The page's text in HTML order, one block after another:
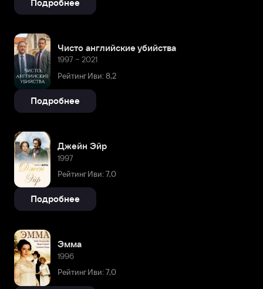
Подробнее
Чисто английские убийства
1997 – 2021
Рейтинг Иви: 8,2
Подробнее
Джейн Эйр
1997
Рейтинг Иви: 7,0
Подробнее
Эмма
1996
Рейтинг Иви: 7,0